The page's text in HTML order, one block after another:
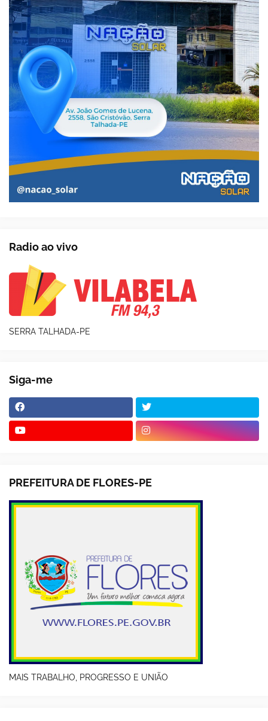
Radio ao vivo
SERRA TALHADA-PE
Siga-me
PREFEITURA DE FLORES-PE
MAIS TRABALHO, PROGRESSO E UNIÃO